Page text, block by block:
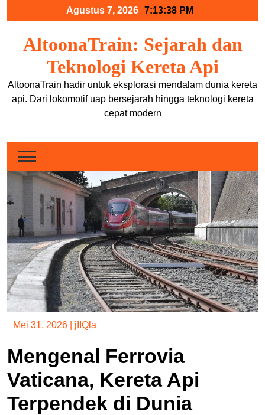
Agustus 7, 2026 7:13:38 PM
AltoonaTrain: Sejarah dan
Teknologi Kereta Api
AltoonaTrain hadir untuk eksplorasi mendalam dunia kereta
api. Dari lokomotif uap bersejarah hingga teknologi kereta
cepat modern
Mei 31, 2026 jIIQla
Mengenal Ferrovia
Vaticana, Kereta Api
Terpendek di Dunia